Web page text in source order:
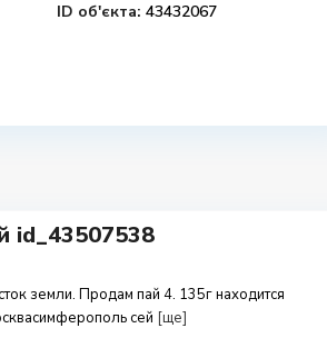
ID об'єкта: 43432067
id_43507538
земли. Продам пай 4. 135г находится
сей [ще]